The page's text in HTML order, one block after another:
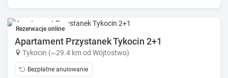
Rezerwacje online
Apartament Przystanek Tykocin 2+1
Tykocin (~29.4 km od Wójtostwo)
Bezpłatne anulowanie